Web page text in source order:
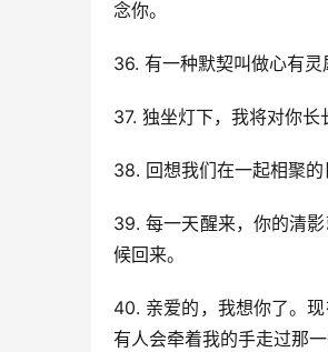
念你。
36. 有一种默契叫做心有
37. 独坐灯下，我将对你长
38. 回想我们在一起相聚
39. 每一天醒来，你的清
候回来。
40. 亲爱的，我想你了。
有人会牵着我的手走过那